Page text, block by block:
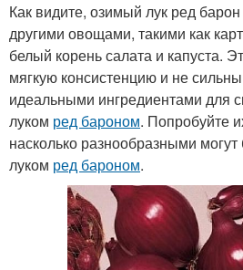
Как видите, озимый лук ред
другими овощами, такими как
белый корень салата и капуста.
мягкую консистенцию и не
идеальными ингредиентами для
луком ред бароном. Попробуйте
насколько разнообразными
луком ред бароном.